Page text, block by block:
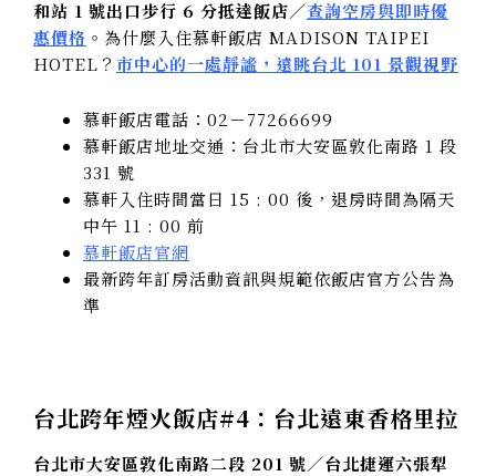
和站 1 號出口步行 6 分抵達飯店／查詢空房與即時優
惠價格 。為什麼入住慕軒飯店 MADISON TAIPEI
HOTEL？ 市中心的一處靜謐，遠眺台北 101 景觀視野
慕軒飯店電話：02－77266699
慕軒飯店地址交通：台北市大安區敦化南路 1 段
331 號
慕軒入住時間當日 15 : 00 後，退房時間為隔天
中午 11 : 00 前
慕軒飯店官網
最新跨年訂房活動資訊與規範依飯店官方公告為
準
台北跨年煙火飯店#4： 台北遠東香格里拉
台北市大安區敦化南路二段 201 號／台北捷運六張犁